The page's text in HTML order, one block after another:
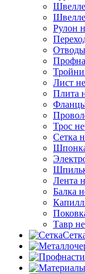
Рулон
Лист
Плита
Трос
Сетка
Лента
Балка
Тавр